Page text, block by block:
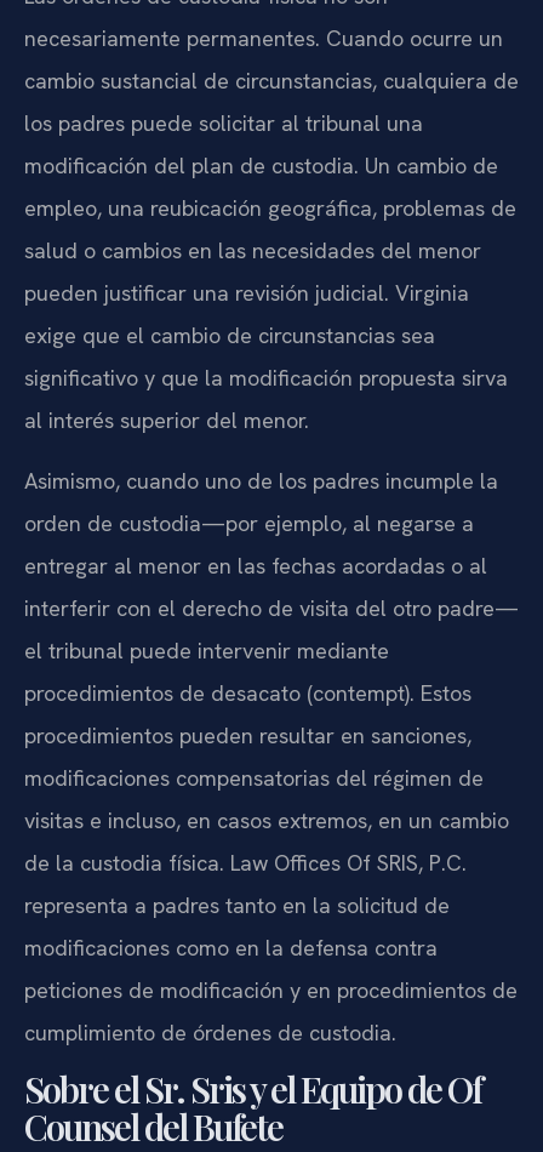
necesariamente permanentes. Cuando ocurre un
cambio sustancial de circunstancias, cualquiera de
los padres puede solicitar al tribunal una
modificación del plan de custodia. Un cambio de
empleo, una reubicación geográfica, problemas de
salud o cambios en las necesidades del menor
pueden justificar una revisión judicial. Virginia
exige que el cambio de circunstancias sea
significativo y que la modificación propuesta sirva
al interés superior del menor.
Asimismo, cuando uno de los padres incumple la
orden de custodia—por ejemplo, al negarse a
entregar al menor en las fechas acordadas o al
interferir con el derecho de visita del otro padre—
el tribunal puede intervenir mediante
procedimientos de desacato (contempt). Estos
procedimientos pueden resultar en sanciones,
modificaciones compensatorias del régimen de
visitas e incluso, en casos extremos, en un cambio
de la custodia física. Law Offices Of SRIS, P.C.
representa a padres tanto en la solicitud de
modificaciones como en la defensa contra
peticiones de modificación y en procedimientos de
cumplimiento de órdenes de custodia.
Sobre el Sr. Sris y el Equipo de Of
Counsel del Bufete